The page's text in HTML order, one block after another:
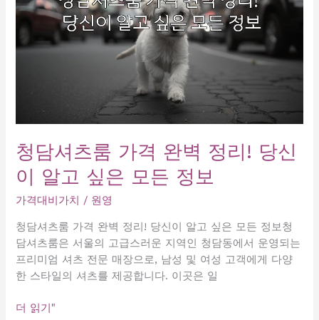
비
스
와
경
하
세
청담셔츠룸 가격 완벽 정리! 당신
이 알고 싶은 모든 정보
가격대비가치 / 원영
청담셔츠룸 가격 완벽 정리! 당신이 알고 싶은 모든 정보청
담셔츠룸은 서울의 고급스러운 지역인 청담동에서 운영되는
프리미엄 셔츠 전문 매장으로, 남성 및 여성 고객에게 다양
한 스타일의 셔츠를 제공합니다. 이곳은 일
청
더 읽기"